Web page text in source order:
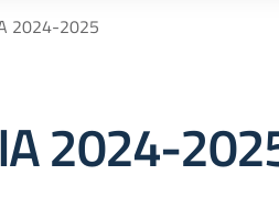
2024-2025
2024-